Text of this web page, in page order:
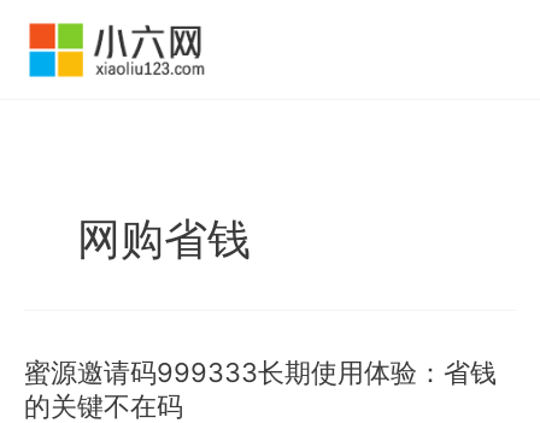
网购省钱
蜜源邀请码999333长期使用体验：省钱
的关键不在码